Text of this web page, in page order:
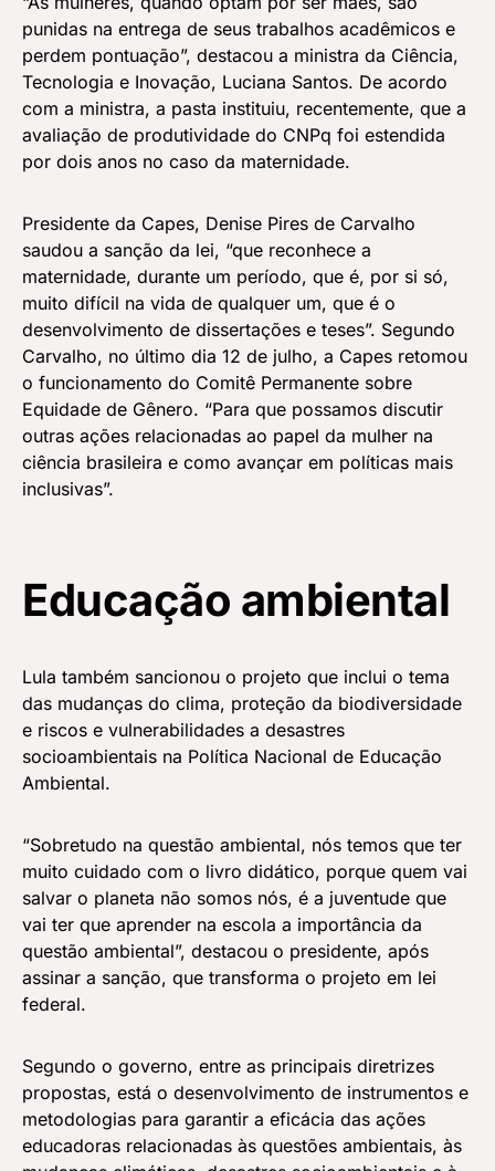
punidas na entrega de seus trabalhos acadêmicos e
perdem pontuação”, destacou a ministra da Ciência,
Tecnologia e Inovação, Luciana Santos. De acordo
com a ministra, a pasta instituiu, recentemente, que a
avaliação de produtividade do CNPq foi estendida
por dois anos no caso da maternidade.
Presidente da Capes, Denise Pires de Carvalho
saudou a sanção da lei, “que reconhece a
maternidade, durante um período, que é, por si só,
muito difícil na vida de qualquer um, que é o
desenvolvimento de dissertações e teses”. Segundo
Carvalho, no último dia 12 de julho, a Capes retomou
o funcionamento do Comitê Permanente sobre
Equidade de Gênero. “Para que possamos discutir
outras ações relacionadas ao papel da mulher na
ciência brasileira e como avançar em políticas mais
inclusivas”.
Educação ambiental
Lula também sancionou o projeto que inclui o tema
das mudanças do clima, proteção da biodiversidade
e riscos e vulnerabilidades a desastres
socioambientais na Política Nacional de Educação
Ambiental.
“Sobretudo na questão ambiental, nós temos que ter
muito cuidado com o livro didático, porque quem vai
salvar o planeta não somos nós, é a juventude que
vai ter que aprender na escola a importância da
questão ambiental”, destacou o presidente, após
assinar a sanção, que transforma o projeto em lei
federal.
Segundo o governo, entre as principais diretrizes
propostas, está o desenvolvimento de instrumentos e
metodologias para garantir a eficácia das ações
educadoras relacionadas às questões ambientais, às